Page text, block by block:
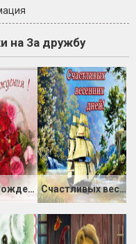
на За дружбу
Gif День Рождения Счастливых весенних дней